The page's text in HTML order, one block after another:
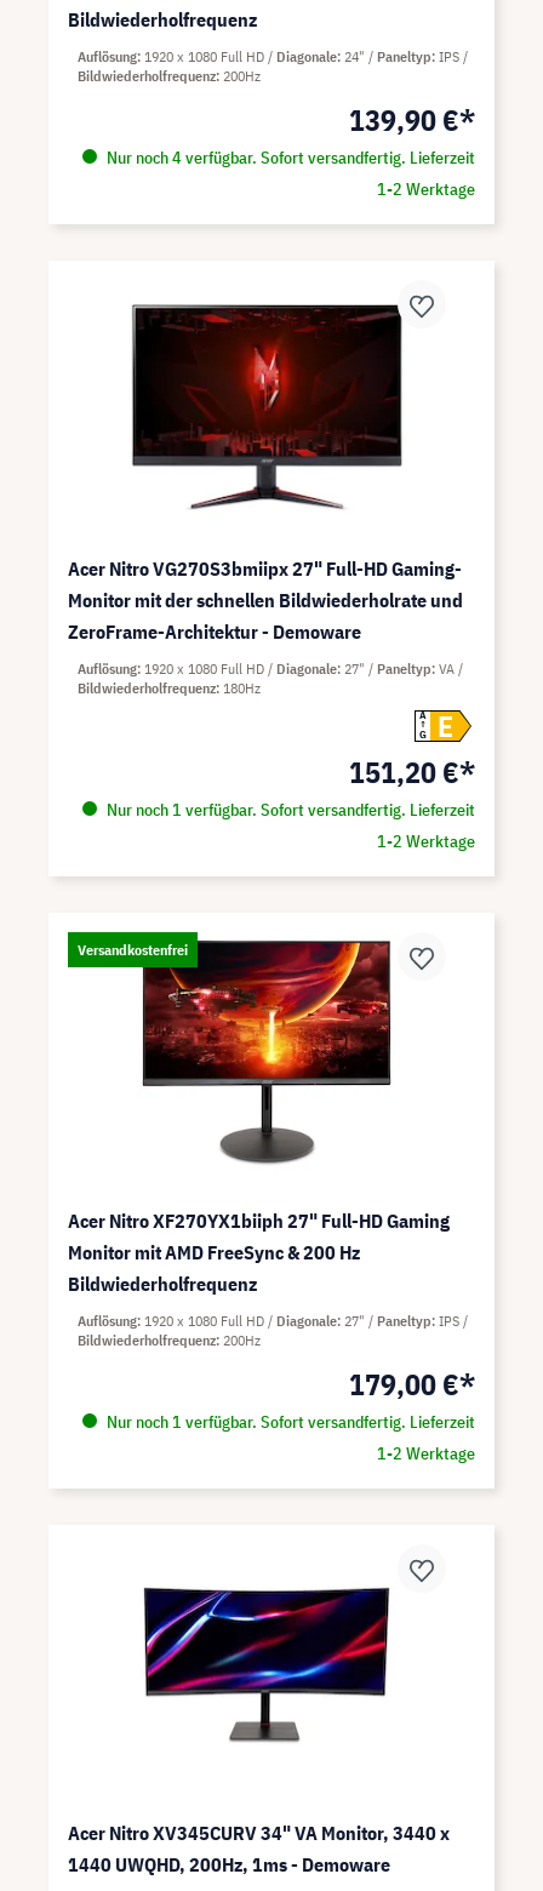
Bildwiederholfrequenz
139,90 €*
Nur noch 4 verfügbar. Sofort versandfertig. Lieferzeit
1-2 Werktage
Auflösung 1920 x 1080 Full HD Diagonale 24" Paneltyp IPS
Bildwiederholfrequenz 200Hz
Acer Nitro VG270S3bmiipx 27" Full-HD Gaming-
Monitor mit der schnellen Bildwiederholrate und
ZeroFrame-Architektur - Demoware
A
G
E
151,20 €*
Nur noch 1 verfügbar. Sofort versandfertig. Lieferzeit
1-2 Werktage
Auflösung 1920 x 1080 Full HD Diagonale 27" Paneltyp VA
Bildwiederholfrequenz 180Hz
Versandkostenfrei
Acer Nitro XF270YX1biiph 27" Full-HD Gaming
Monitor mit AMD FreeSync & 200 Hz
Bildwiederholfrequenz
179,00 €*
Nur noch 1 verfügbar. Sofort versandfertig. Lieferzeit
1-2 Werktage
Auflösung 1920 x 1080 Full HD Diagonale 27" Paneltyp IPS
Bildwiederholfrequenz 200Hz
Acer Nitro XV345CURV 34" VA Monitor, 3440 x
1440 UWQHD, 200Hz, 1ms - Demoware